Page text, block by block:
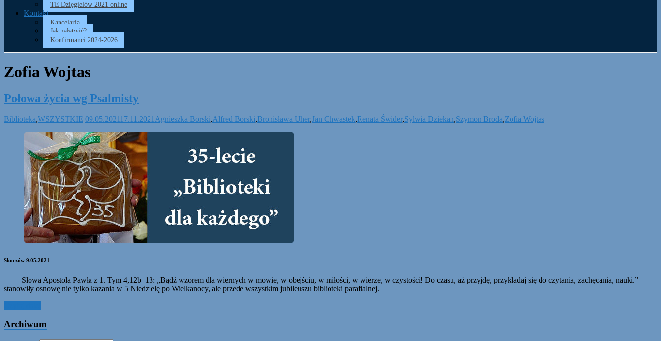
TE Dzięgielów 2021 online
Kontakt
Kancelaria
Jak załatwić?
Konfirmanci 2024-2026
Zofia Wojtas
Połowa życia wg Psalmisty
Biblioteka,WSZYSTKIE 09.05.2021 17.11.2021 Agnieszka Borski,Alfred Borski,Bronisława Uher,Jan Chwastek,Renata Świder,Sylwia Dziekan,Szymon Broda,Zofia Wojtas
Skoczów 9.05.2021
Słowa Apostoła Pawła z 1. Tym 4,12b–13: „Bądź wzorem dla wiernych w mowie, w obejściu, w miłości, w wierze, w czystości! Do czasu, aż przyjdę, przykładaj się do czytania, zachęcania, nauki.”
stanowiły osnowę nie tylko kazania w 5 Niedzielę po Wielkanocy, ale przede wszystkim jubileuszu biblioteki parafialnej.
Archiwum